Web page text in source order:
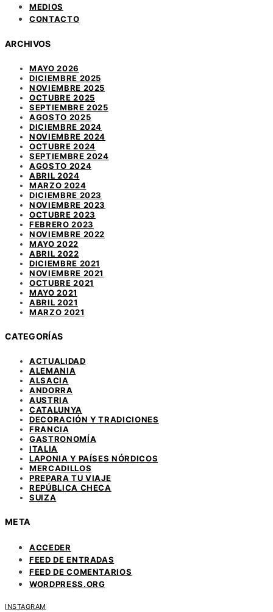
MEDIOS
CONTACTO
ARCHIVOS
MAYO 2026
DICIEMBRE 2025
NOVIEMBRE 2025
OCTUBRE 2025
SEPTIEMBRE 2025
AGOSTO 2025
DICIEMBRE 2024
NOVIEMBRE 2024
OCTUBRE 2024
SEPTIEMBRE 2024
AGOSTO 2024
ABRIL 2024
MARZO 2024
DICIEMBRE 2023
NOVIEMBRE 2023
OCTUBRE 2023
FEBRERO 2023
NOVIEMBRE 2022
MAYO 2022
ABRIL 2022
DICIEMBRE 2021
NOVIEMBRE 2021
OCTUBRE 2021
MAYO 2021
ABRIL 2021
MARZO 2021
CATEGORÍAS
ACTUALIDAD
ALEMANIA
ALSACIA
ANDORRA
AUSTRIA
CATALUNYA
DECORACIÓN Y TRADICIONES
FRANCIA
GASTRONOMÍA
ITALIA
LAPONIA Y PAÍSES NÓRDICOS
MERCADILLOS
PREPARA TU VIAJE
REPÚBLICA CHECA
SUIZA
META
ACCEDER
FEED DE ENTRADAS
FEED DE COMENTARIOS
WORDPRESS.ORG
INSTAGRAM